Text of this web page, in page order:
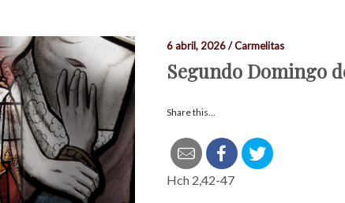
6 abril, 2026 / Carmelitas
Segundo Domingo
Share this...
Hch 2,42-47